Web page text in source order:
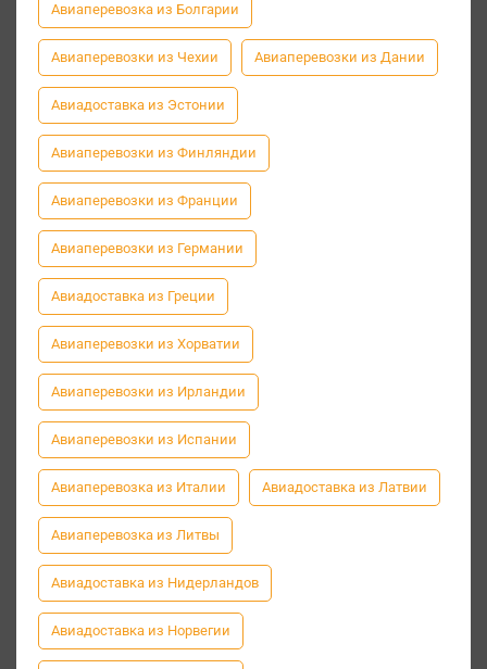
Авиаперевозка из Болгарии
Авиаперевозки из Чехии Авиаперевозки из Дании
Авиадоставка из Эстонии
Авиаперевозки из Финляндии
Авиаперевозки из Франции
Авиаперевозки из Германии
Авиадоставка из Греции
Авиаперевозки из Хорватии
Авиаперевозки из Ирландии
Авиаперевозки из Испании
Авиаперевозка из Италии Авиадоставка из Латвии
Авиаперевозка из Литвы
Авиадоставка из Нидерландов
Авиадоставка из Норвегии